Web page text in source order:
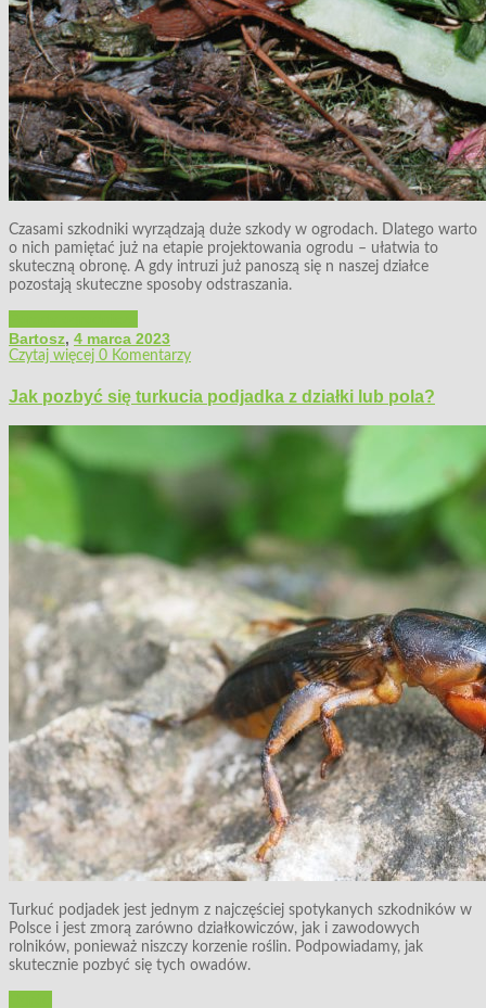
Czasami szkodniki wyrządzają duże szkody w ogrodach. Dlatego warto
o nich pamiętać już na etapie projektowania ogrodu – ułatwia to
skuteczną obronę. A gdy intruzi już panoszą się n naszej działce
pozostają skuteczne sposoby odstraszania.
Bartosz, 4 marca 2023
Czytaj więcej 0 Komentarzy
Jak pozbyć się turkucia podjadka z działki lub pola?
Turkuć podjadek jest jednym z najczęściej spotykanych szkodników w
Polsce i jest zmorą zarówno działkowiczów, jak i zawodowych
rolników, ponieważ niszczy korzenie roślin. Podpowiadamy, jak
skutecznie pozbyć się tych owadów.